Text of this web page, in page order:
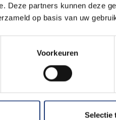
Deze partners kunnen deze
op basis van uw
Voorkeuren
Selectie
www.vub.be/nl/studeren-aan-de-